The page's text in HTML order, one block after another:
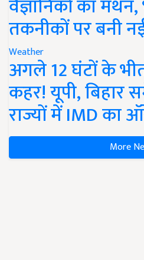
वैज्ञानिकों का
तकनीकों पर बनी
Weather
अगले 12 घंटों के
कहर! यूपी, बिहार
राज्यों में IMD का
More